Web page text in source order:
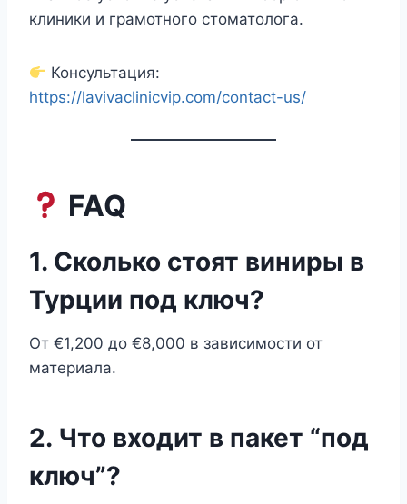
клиники и грамотного стоматолога.
Консультация:
https://lavivaclinicvip.com/contact-us/
FAQ
1. Сколько стоят виниры в
Турции под ключ?
От €1,200 до €8,000 в зависимости от
материала.
2. Что входит в пакет “под
ключ”?